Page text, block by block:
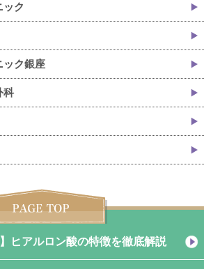
ック
ック銀座
科
ヒアルロン酸の特徴を徹底解説